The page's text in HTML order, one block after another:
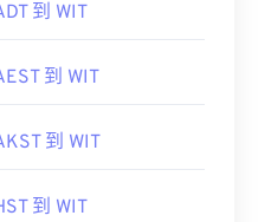
到 WIT
到 WIT
到 WIT
到 WIT